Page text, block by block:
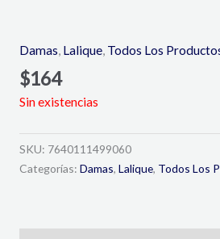
Damas Lalique, Todos Los
$164
Sin existencias
SKU: 7640111499060
Categorías: Damas, Lalique, Todos Los